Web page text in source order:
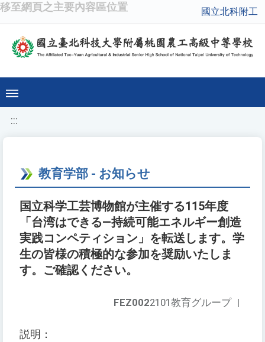
移至網頁之主要內容區位置 國立北科附工
:::
教育学部 - お知らせ
国立科学工芸博物館が主催する115年度
「台湾はできる―持続可能エネルギー創造
実践コンペティション」を転送します。学
生の皆様の積極的な参加を奨励いたしま
す。ご確認ください。
FEZ0022101教育グループ |
説明：